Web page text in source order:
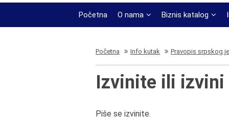
Početna O nama Biznis katalog
Početna Info kutak Pravopis srpskog
Izvinite ili izvini
Piše se izvinite.